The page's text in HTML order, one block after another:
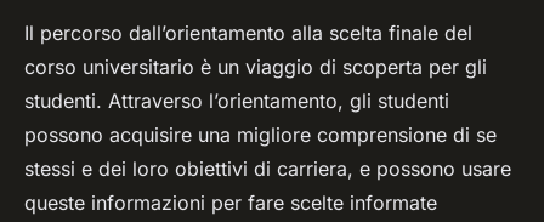
Il percorso dall’orientamento alla scelta finale del
corso universitario è un viaggio di scoperta per gli
studenti. Attraverso l’orientamento, gli studenti
possono acquisire una migliore comprensione di se
stessi e dei loro obiettivi di carriera, e possono usare
queste informazioni per fare scelte informate